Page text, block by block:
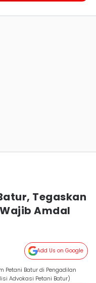
Tegaskan
Amdal
Add Us on Google
Petani Batur di Pengadilan
Advokasi Petani Batur)